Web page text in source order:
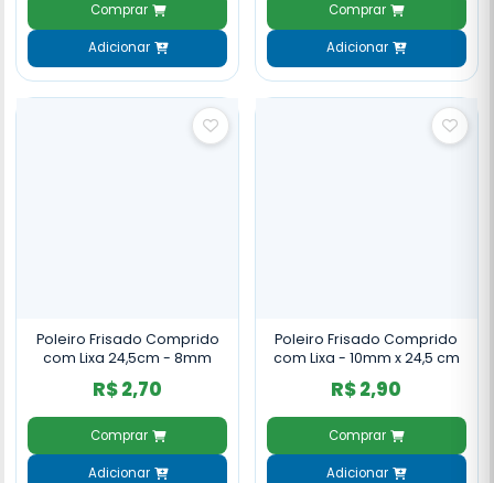
Comprar
Adicionar
Comprar
Adicionar
Poleiro Frisado Comprido
com Lixa 24,5cm - 8mm
R$ 2,70
Comprar
Adicionar
Poleiro Frisado Comprido
com Lixa - 10mm x 24,5 cm
R$ 2,90
Comprar
Adicionar